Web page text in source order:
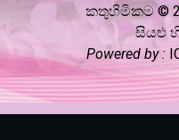
කතුහිමිකම ©
සියළු
Powered by :